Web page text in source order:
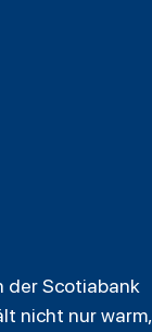
der Scotiabank
nicht nur warm,